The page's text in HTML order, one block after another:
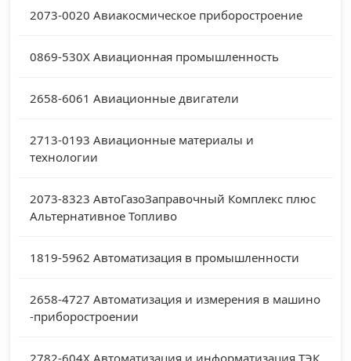
2073-0020 Авиакосмическое приборостроение
0869-530X Авиационная промышленность
2658-6061 Авиационные двигатели
2713-0193 Авиационные материалы и
технологии
2073-8323 АвтоГазоЗаправочный Комплекс плюс
Альтернативное Топливо
1819-5962 Автоматизация в промышленности
2658-4727 Автоматизация и измерения в машино
-приборостроении
2782-604X Автоматизация и информатизация ТЭК